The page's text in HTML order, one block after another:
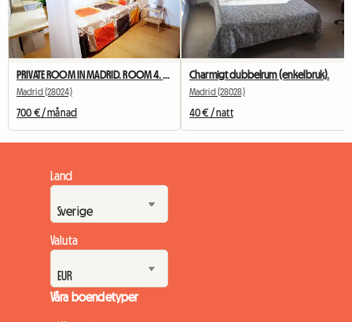
Madrid (28024)
700 € / månad
Charmigt dubbelrum (enkelbruk).
Madrid (28028)
40 € / natt
Land
Valuta
Våra boendetyper